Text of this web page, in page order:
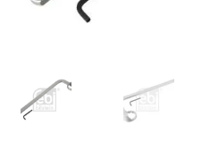
Linkpartners
Over Ons